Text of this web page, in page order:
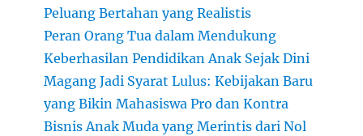
Peluang Bertahan yang Realistis
Peran Orang Tua dalam Mendukung
Keberhasilan Pendidikan Anak Sejak Dini
Magang Jadi Syarat Lulus: Kebijakan Baru
yang Bikin Mahasiswa Pro dan Kontra
Bisnis Anak Muda yang Merintis dari Nol